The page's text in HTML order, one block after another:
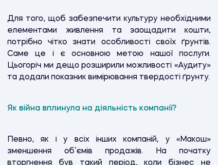
Для того, щоб забезпечити культуру необхідними
елементами живлення та заощадити кошти,
потрібно чітко знати особливості своїх ґрунтів.
Саме це і є основною метою нашої послуги.
Цьогоріч ми дещо розширили можливості «Аудиту»
та додали показник вимірювання твердості ґрунту.
Як війна вплинула на діяльність компанії?
Певно, як і у всіх інших компаній, у «Макош»
зменшення об’ємів продажів. На початку
вторгнення був такий період, коли бізнес не